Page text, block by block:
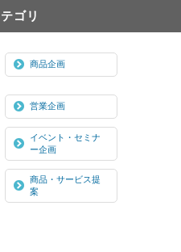
ゴリ
商品企画
営業企画
イベント・セミナ
ー企画
商品・サービス提
案